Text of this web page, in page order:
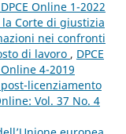
Online 1-2022
Corte di giustizia
nei confronti
di lavoro , DPCE
4-2019
licenziamento
Vol. 37 No. 4